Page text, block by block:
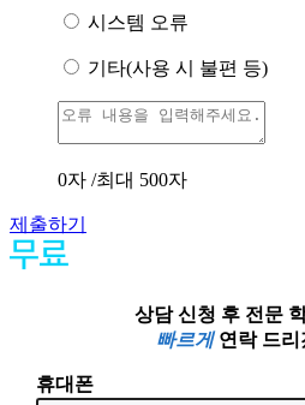
시스템 오류
기타(사용 시 불편 등)
0자 /최대 500자
제출하기
상담 신청 후 전문
빠르게연락 드리
휴대폰